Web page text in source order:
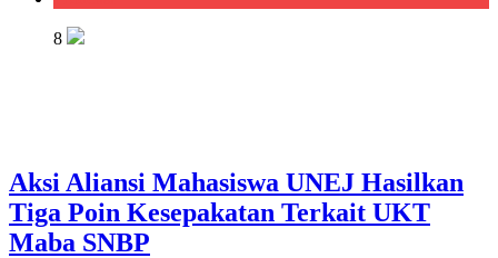
8
Aksi Aliansi Mahasiswa UNEJ Hasilkan
Tiga Poin Kesepakatan Terkait UKT
Maba SNBP